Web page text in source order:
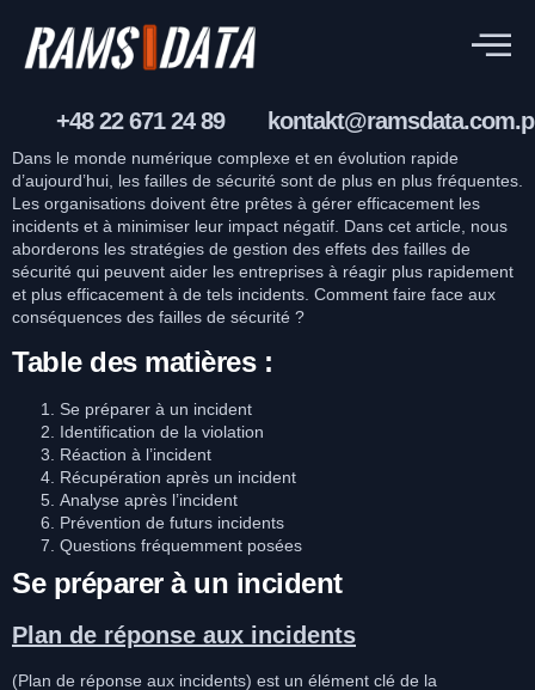
+48 22 671 24 89
Dans le monde numérique complexe et en évolution rapide
d’aujourd’hui, les failles de sécurité sont de plus en plus fréquentes.
Les organisations doivent être prêtes à gérer efficacement les
incidents et à minimiser leur impact négatif. Dans cet article, nous
aborderons les stratégies de gestion des effets des failles de
sécurité qui peuvent aider les entreprises à réagir plus rapidement
et plus efficacement à de tels incidents. Comment faire face aux
conséquences des failles de sécurité ?
Table des matières :
Se préparer à un incident
Identification de la violation
Réaction à l’incident
Récupération après un incident
Analyse après l’incident
Prévention de futurs incidents
Questions fréquemment posées
Se préparer à un incident
Plan de réponse aux incidents
(Plan de réponse aux incidents) est un élément clé de la